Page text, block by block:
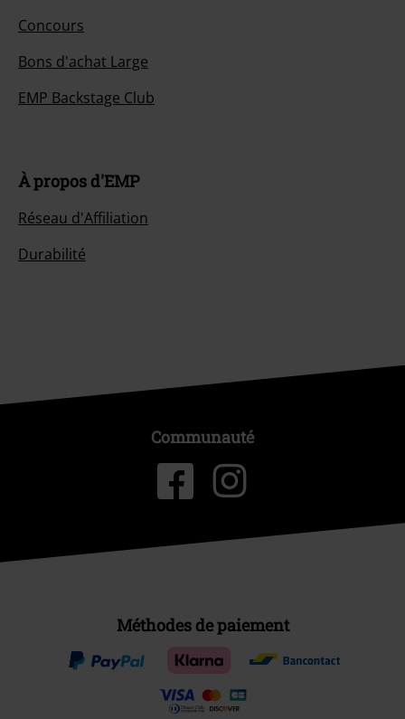
Concours
Bons d'achat Large
EMP Backstage Club
À propos d'EMP
Réseau d'Affiliation
Durabilité
Communauté
Méthodes de paiement